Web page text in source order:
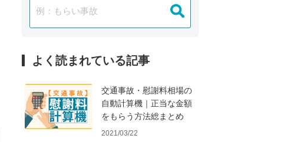
よく読まれている記事
交通事故・慰謝料相場の
自動計算機｜正当な金額
をもらう方法総まとめ
2021/03/22